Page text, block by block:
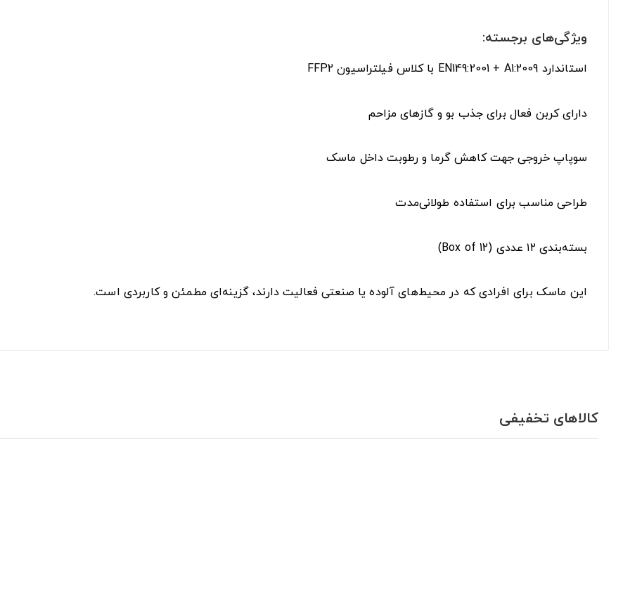
ویژگی‌های برجسته:
استاندارد EN149:2001 + A1:2009 با کلاس فیلتراسیون FFP2
دارای کربن فعال برای جذب بو و گازهای مزاحم
سوپاپ خروجی جهت کاهش گرما و رطوبت داخل ماسک
طراحی مناسب برای استفاده طولانی‌مدت
بسته‌بندی ۱۲ عددی (Box of 12)
این ماسک برای افرادی که در محیط‌های آلوده یا صنعتی فعالیت دارند، گزینه‌ای مطمئن و کاربردی است.
کالاهای تخفیفی